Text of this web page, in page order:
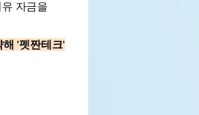
자금을
해 '펫짠테크'